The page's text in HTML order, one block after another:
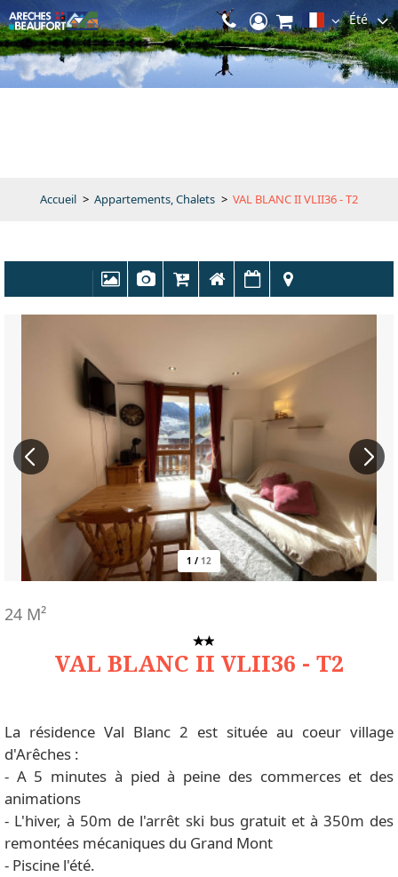
Été
Accueil > Appartements, Chalets > VAL BLANC II VLII36 - T2
1 / 12
VAL BLANC II VLII36 - T2
24 M²
La résidence Val Blanc 2 est située au coeur village
d'Arêches :
- A 5 minutes à pied à peine des commerces et des
animations
- L'hiver, à 50m de l'arrêt ski bus gratuit et à 350m des
remontées mécaniques du Grand Mont
- Piscine l'été.